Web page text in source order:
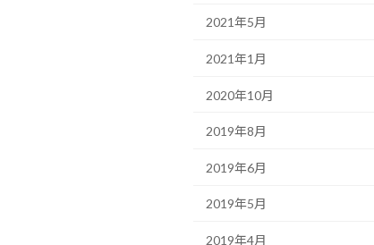
2021年5月
2021年1月
2020年10月
2019年8月
2019年6月
2019年5月
2019年4月